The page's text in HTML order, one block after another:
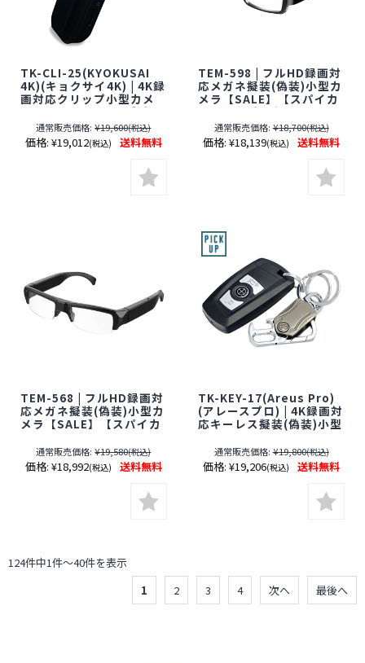
TK-CLI-25(KYOKUSAI
4K)(キョクサイ4K) | 4K録
画対応クリップ小型カメ
ラ【SALE】【レンズ隠し
フィルムサービス対象品
(当社限定)】【匠ブラン
ド】【スパイカメラ】
【隠しカメラ】【期間限
定】[期間：～2026年8月
通常販売価格: ¥19,600(税込)
価格: ¥19,012(税込) 送料無料
TEM-598 | フルHD録画対
応メガネ擬装(偽装)小型カ
メラ【SALE】【スパイカ
メラ】【隠しカメラ】
【スパイカメラ】【JTC】
【期間限定】[期間：2026
年8月1日～8月31日]
通常販売価格: ¥18,700(税込)
価格: ¥18,139(税込) 送料無料
TEM-568 | フルHD録画対
応メガネ擬装(偽装)小型カ
メラ【SALE】【スパイカ
【スパイカメラ】【JTC】
【期間限定】[期間：2026
年8月1日～8月31日]
通常販売価格: ¥19,580(税込)
価格: ¥18,992(税込) 送料無料
TK-KEY-17(Areus Pro)
(アレースプロ) | 4K録画対
応キーレス擬装(偽装)小型
カメラ【SALE】【レンズ
隠しフィルムサービス対
象品(当社限定)】【匠ブラ
ンド】【スパイカメラ】
【隠しカメラ】【期間限
定】[期間：～2026年8月
通常販売価格: ¥19,800(税込)
価格: ¥19,206(税込) 送料無料
124件中1件～40件を表示
1
2 3 4 次へ 最後へ